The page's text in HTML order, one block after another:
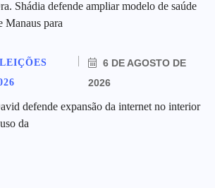
Shádia defende ampliar modelo de saúde
Manaus para
6 DE AGOSTO DE
2026
defende expansão da internet no interior
da